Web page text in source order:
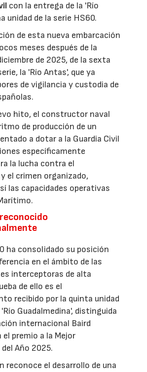
con la entrega de la 'Río
unidad de la serie HS60.
de esta nueva embarcación
meses después de la
de 2025, de la sexta
la 'Río Antas', que ya
de vigilancia y custodia de
hito, el constructor naval
de producción de un
a dotar a la Guardia Civil
específicamente
la lucha contra el
el crimen organizado,
las capacidades operativas
ha consolidado su posición
en el ámbito de las
interceptoras de alta
de ello es el
recibido por la quinta unidad
Guadalmedina', distinguida
internacional Baird
premio a la Mejor
Año 2025.
reconoce el desarrollo de una